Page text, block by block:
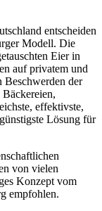
entscheiden
Modell. Die
Eier in
auf privatem und
Beschwerden der
effektivste,
Lösung für
von vielen
Konzept vom
empfohlen.